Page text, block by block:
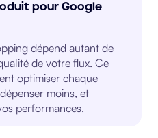
pour Google
dépend autant de
de votre flux. Ce
optimiser chaque
moins, et
performances.